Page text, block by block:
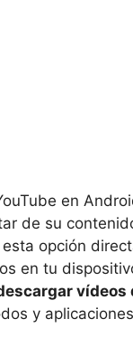
en
de su
opción
en tu
vídeos
y